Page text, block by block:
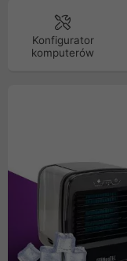
Konfigurator
komputerów